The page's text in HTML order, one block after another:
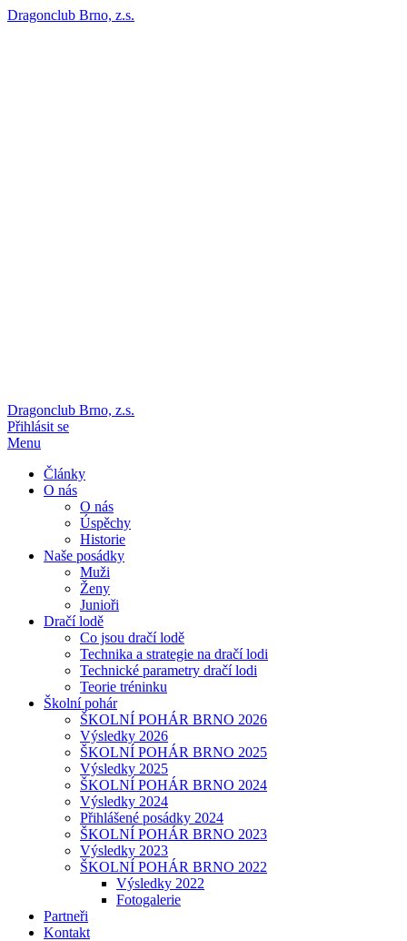
Dragonclub Brno, z.s.
Dragonclub Brno, z.s.
Přihlásit se
Menu
Články
O nás
O nás
Úspěchy
Historie
Naše posádky
Muži
Ženy
Junioři
Dračí lodě
Co jsou dračí lodě
Technika a strategie na dračí lodi
Technické parametry dračí lodi
Teorie tréninku
Školní pohár
ŠKOLNÍ POHÁR BRNO 2026
Výsledky 2026
ŠKOLNÍ POHÁR BRNO 2025
Výsledky 2025
ŠKOLNÍ POHÁR BRNO 2024
Výsledky 2024
Přihlášené posádky 2024
ŠKOLNÍ POHÁR BRNO 2023
Výsledky 2023
ŠKOLNÍ POHÁR BRNO 2022
Výsledky 2022
Fotogalerie
Partneři
Kontakt